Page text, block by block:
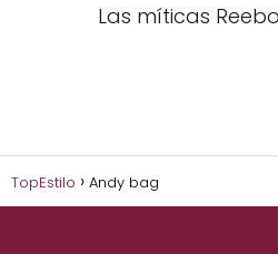
Las míticas
TopEstilo Andy bag